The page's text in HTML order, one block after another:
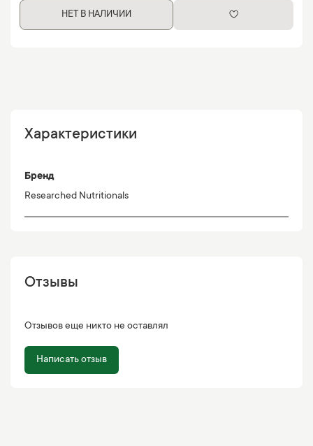
НЕТ В НАЛИЧИИ
Характеристики
Бренд
Researched Nutritionals
Отзывы
Отзывов еще никто не оставлял
Написать отзыв